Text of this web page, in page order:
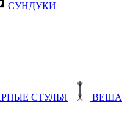
СУНДУКИ
СТУЛЬЯ